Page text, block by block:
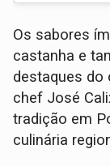
Os sabores
castanha e
destaques do
chef José
tradição em
culinária